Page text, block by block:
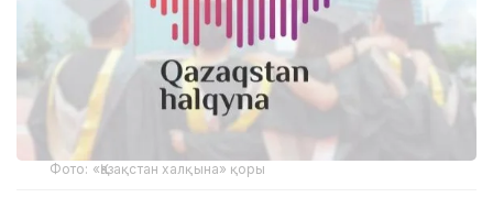
Фото: «Қазақстан халқына» қоры